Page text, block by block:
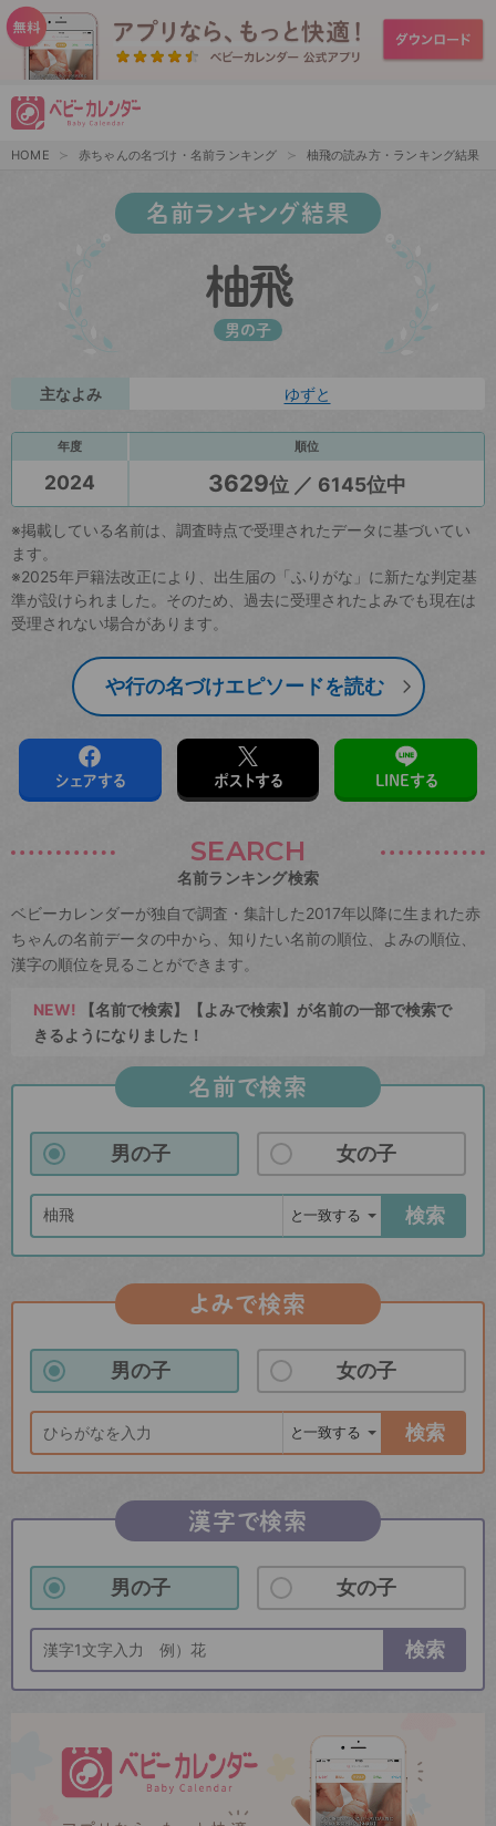
HOME 赤ちゃんの名づけ・名前ランキング 柚飛の読み方・ランキング結果
名前ランキング結果
柚飛
男の子
主なよみ ゆずと
年度 順位
2024 3629位 ／ 6145位中
※掲載している名前は、調査時点で受理されたデータに基づいてい
ます。
※2025年戸籍法改正により、出生届の「ふりがな」に新たな判定基
準が設けられました。そのため、過去に受理されたよみでも現在は
受理されない場合があります。
や行の名づけエピソードを読む
シェアする ポストする LINEする
SEARCH
名前ランキング検索
ベビーカレンダーが独自で調査・集計した2017年以降に生まれた赤
ちゃんの名前データの中から、知りたい名前の順位、よみの順位、
漢字の順位を見ることができます。
NEW! 【名前で検索】【よみで検索】が名前の一部で検索で
きるようになりました！
名前で検索
男の子 女の子
検索
よみで検索
男の子 女の子
検索
漢字で検索
男の子 女の子
検索